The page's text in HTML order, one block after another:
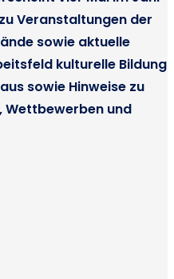
Veranstaltungen der
sowie aktuelle
kulturelle Bildung
sowie Hinweise zu
Wettbewerben und